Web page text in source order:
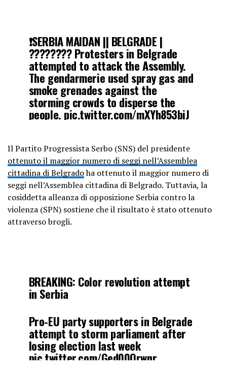
❗️SERBIA MAIDAN || BELGRADE |
???????? Protesters in Belgrade
attempted to attack the Assembly.
The gendarmerie used spray gas and
smoke grenades against the
storming crowds to disperse the
people. pic.twitter.com/mXYh853biJ
— Bloomberg Whistleblower
(@bloombergblower)December 25,
2023
Il Partito Progressista Serbo (SNS) del presidente
ottenuto il maggior numero di seggi nell’Assemblea
cittadina di Belgradoha ottenuto il maggior numero di
seggi nell’Assemblea cittadina di Belgrado. Tuttavia, la
cosiddetta alleanza di opposizione Serbia contro la
violenza (SPN) sostiene che il risultato è stato ottenuto
attraverso brogli.
BREAKING: Color revolution attempt
in Serbia
Pro-EU party supporters in Belgrade
attempt to storm parliament after
losing election last week
pic.twitter.com/Ged00Qrwnr